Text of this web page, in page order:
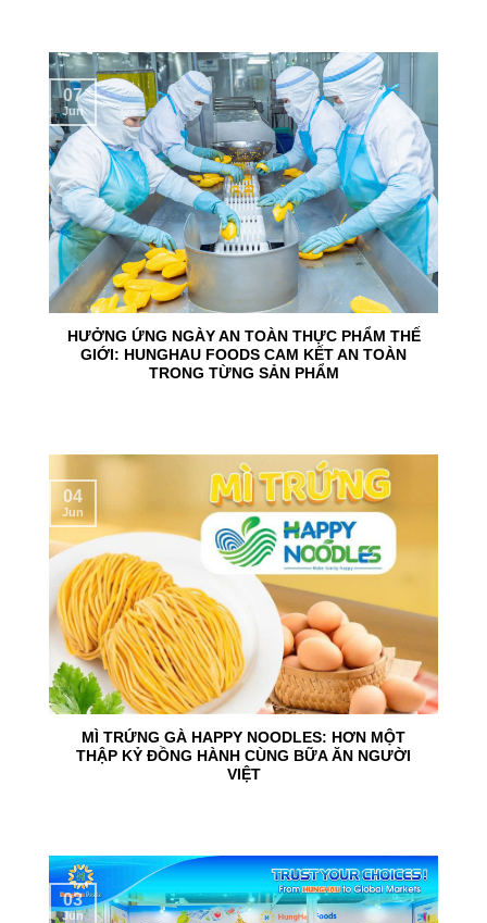
HƯỞNG ỨNG NGÀY AN TOÀN THỰC PHẨM THẾ
GIỚI: HUNGHAU FOODS CAM KẾT AN TOÀN
TRONG TỪNG SẢN PHẨM
07
Jun
MÌ TRỨNG GÀ HAPPY NOODLES: HƠN MỘT
THẬP KỶ ĐỒNG HÀNH CÙNG BỮA ĂN NGƯỜI
VIỆT
04
Jun
03
Jun